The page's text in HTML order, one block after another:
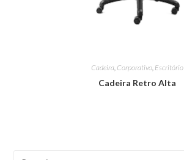
Cadeira, Corporativo, Escritório
Cadeira Retro Alta